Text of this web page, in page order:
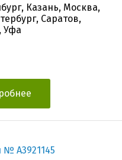
Казань, Москва,
Саратов,
Уфа
№ A3921145